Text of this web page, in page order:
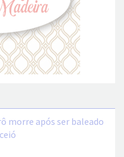
morre após ser baleado